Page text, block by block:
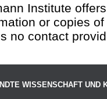
Institute
or copies
no contact
WISSENSCHAFT UND